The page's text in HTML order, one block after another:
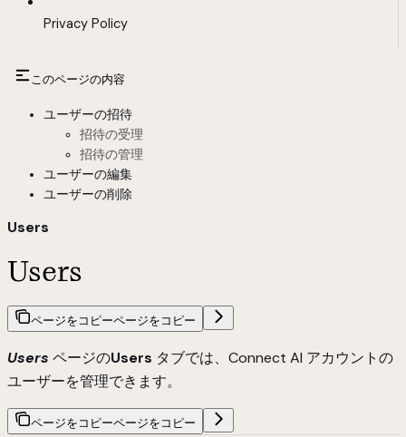
Privacy Policy
このページの内容
ユーザーの招待
招待の受理
招待の管理
ユーザーの編集
ユーザーの削除
Users
Users
ページをコピーページをコピー
Users ページのUsers タブでは、Connect AI アカウントの
ユーザーを管理できます。
ページをコピーページをコピー